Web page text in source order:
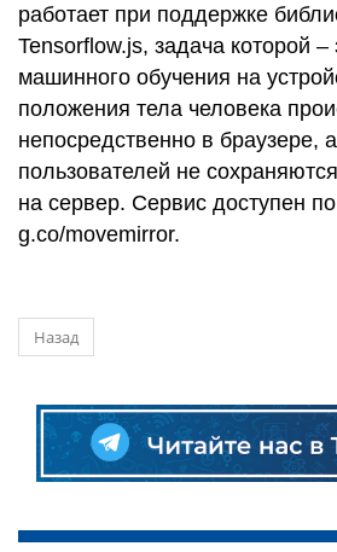
работает при поддержке
Tensorflow.js, задача которой –
машинного обучения на
положения тела человека
непосредственно в браузере,
пользователей не
на сервер. Сервис доступен
g.co/movemirror.
Назад